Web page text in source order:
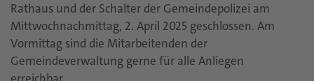
Rathaus und der Schalter der Gemeindepolizei am
Mittwochnachmittag, 2. April 2025 geschlossen. Am
Vormittag sind die Mitarbeitenden der
Gemeindeverwaltung gerne für alle Anliegen